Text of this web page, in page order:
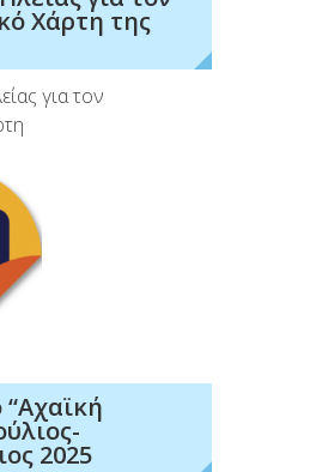
Χάρτη της
για τον
“Αχαϊκή
2025